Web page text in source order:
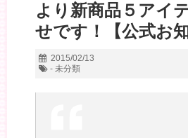
より新商品５アイ
せです！【公式お知
2015/02/13
- 未分類